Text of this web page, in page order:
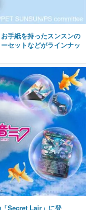
手紙を持ったスンスンの
セットなどがラインナッ
Secret Lair」に登